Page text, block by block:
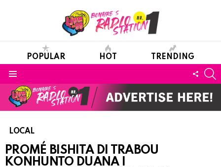
POPULAR HOT TRENDING
LOCAL
PROMÉ BISHITA DI TRABOU
KONHUNTO DUANA I